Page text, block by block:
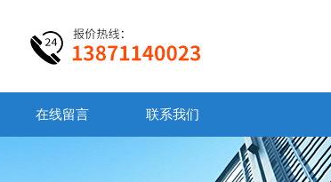
在线留言 联系我们